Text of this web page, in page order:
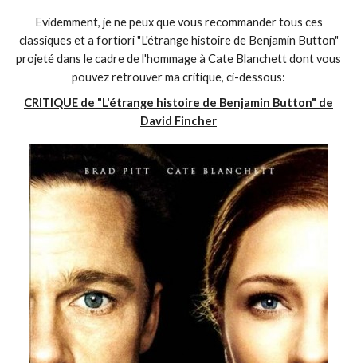
Evidemment, je ne peux que vous recommander tous ces
classiques et a fortiori "L'étrange histoire de Benjamin Button"
projeté dans le cadre de l'hommage à Cate Blanchett dont vous
pouvez retrouver ma critique, ci-dessous:
CRITIQUE de "L'étrange histoire de Benjamin Button" de
David Fincher